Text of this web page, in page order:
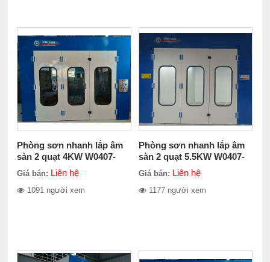
Phòng sơn nhanh lắp âm
sàn 2 quạt 4KW W0407-
20800-3
Giá bán: Liên hệ
1091 người xem
Phòng sơn nhanh lắp âm
sàn 2 quạt 5.5KW W0407-
21100-2
Giá bán: Liên hệ
1177 người xem